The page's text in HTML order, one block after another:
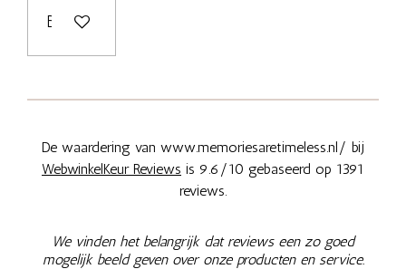
Bekijk details
De waardering van www.memoriesaretimeless.nl/ bij
WebwinkelKeur Reviews is 9.6/10 gebaseerd op 1391
reviews.
We vinden het belangrijk dat reviews een zo goed
mogelijk beeld geven over onze producten en service.